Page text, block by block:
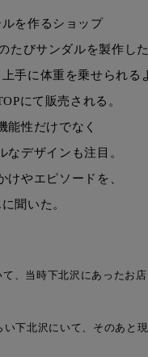
を作るショップ
たびサンダルを製作した
手に体重を乗せられる
にて販売される。
能性だけでなく
なデザインも注目。
けやエピソードを、
聞いた。
、当時下北沢にあったお
下北沢にいて、そのあと